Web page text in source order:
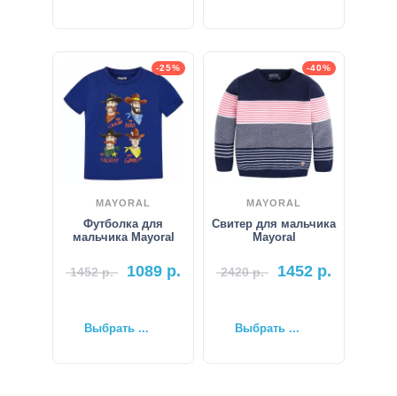
-25%
MAYORAL
Футболка для
мальчика Mayoral
1452р. 1089 р.
Выбрать ...
-40%
MAYORAL
Свитер для мальчика
Mayoral
2420р. 1452 р.
Выбрать ...